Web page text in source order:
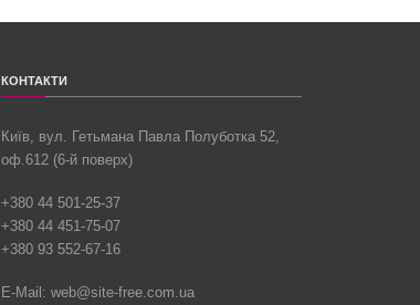
КОНТАКТИ
Київ, вул.
Гетьмана Павла Полуботка 52,
оф.612 (6-й поверх)
+380 44 501-25-37
+380 44 451-75-07
+380 93 552-67-16
E-Mail: web@site-free.com.ua